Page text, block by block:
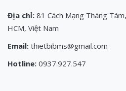
Địa chỉ: 81 Cách Mạng Tháng
HCM, Việt Nam
Email: thietbibms@gmail.com
Hotline: 0937.927.547